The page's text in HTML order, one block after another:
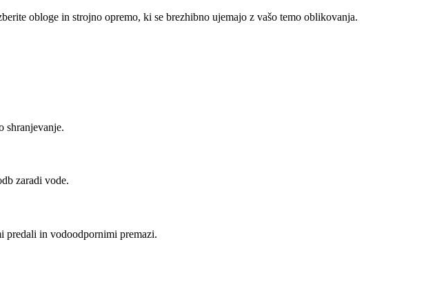
obloge in strojno opremo, ki se brezhibno ujemajo z vašo temo oblikovanja.
shranjevanje.
zaradi vode.
predali in vodoodpornimi premazi.